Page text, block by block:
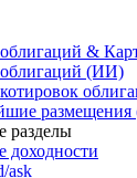
&
(ИИ)
размещения
разделы
доходности
ask